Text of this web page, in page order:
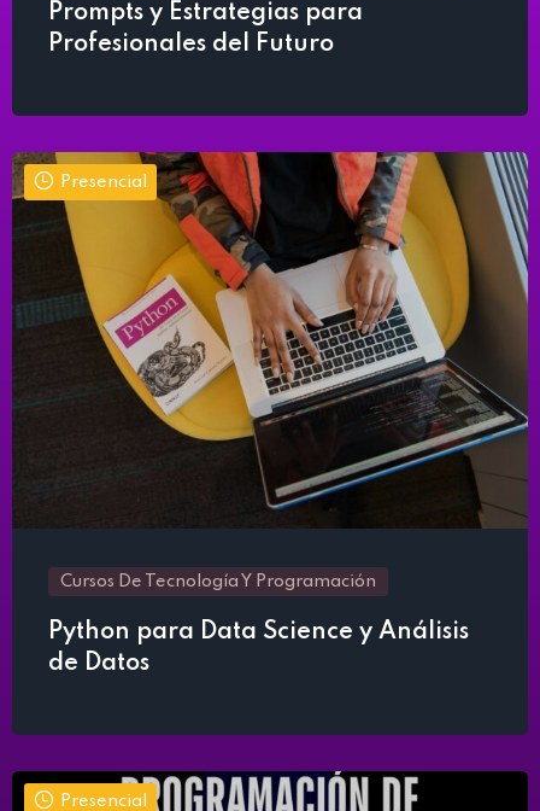
Prompts y Estrategias para
Profesionales del Futuro
Presencial
Cursos De Tecnología Y Programación
Python para Data Science y Análisis
de Datos
Presencial